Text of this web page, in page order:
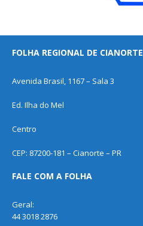
FOLHA REGIONAL DE CIANORTE
Avenida Brasil, 1167 – Sala 3
Ed. Ilha do Mel
Centro
CEP: 87200-181 – Cianorte – PR
FALE COM A FOLHA
Geral:
44 3018 2876